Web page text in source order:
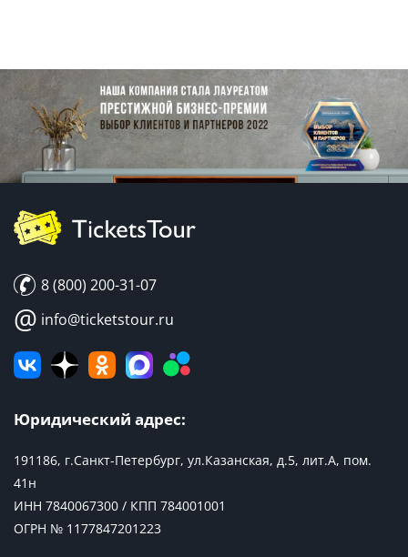
8 (800) 200-31-07
@ info@ticketstour.ru
Юридический адрес:
191186, г.Санкт-Петербург, ул.Казанская, д.5, лит.А, пом.
41н
ИНН 7840067300 / КПП 784001001
ОГРН № 1177847201223